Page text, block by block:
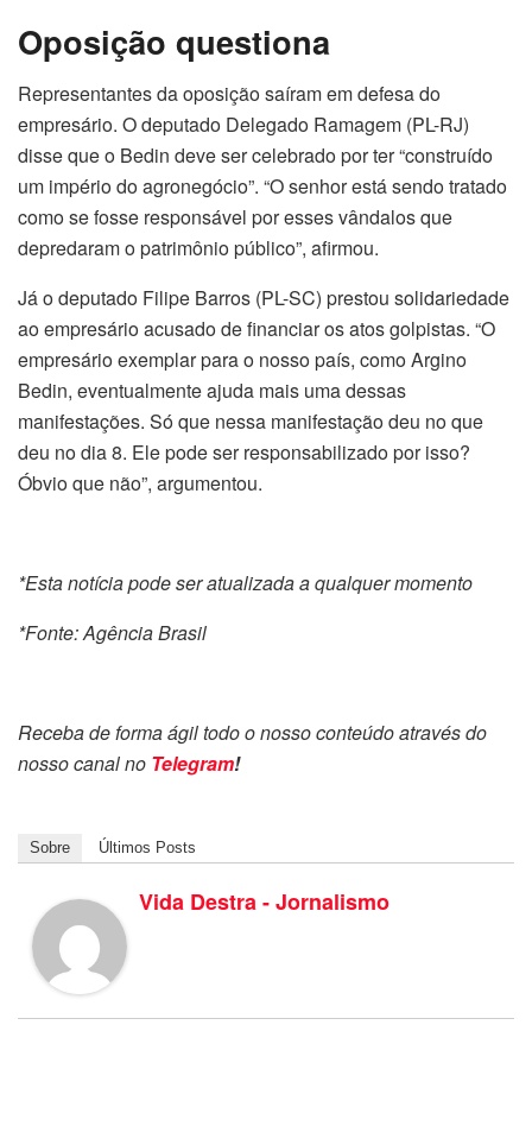
Oposição questiona
Representantes da oposição saíram em defesa do
empresário. O deputado Delegado Ramagem (PL-RJ)
disse que o Bedin deve ser celebrado por ter “construído
um império do agronegócio”. “O senhor está sendo tratado
como se fosse responsável por esses vândalos que
depredaram o patrimônio público”, afirmou.
Já o deputado Filipe Barros (PL-SC) prestou solidariedade
ao empresário acusado de financiar os atos golpistas. “O
empresário exemplar para o nosso país, como Argino
Bedin, eventualmente ajuda mais uma dessas
manifestações. Só que nessa manifestação deu no que
deu no dia 8. Ele pode ser responsabilizado por isso?
Óbvio que não”, argumentou.
*Esta notícia pode ser atualizada a qualquer momento
*Fonte: Agência Brasil
Receba de forma ágil todo o nosso conteúdo através do
nosso canal no Telegram!
Sobre Últimos Posts
Vida Destra - Jornalismo